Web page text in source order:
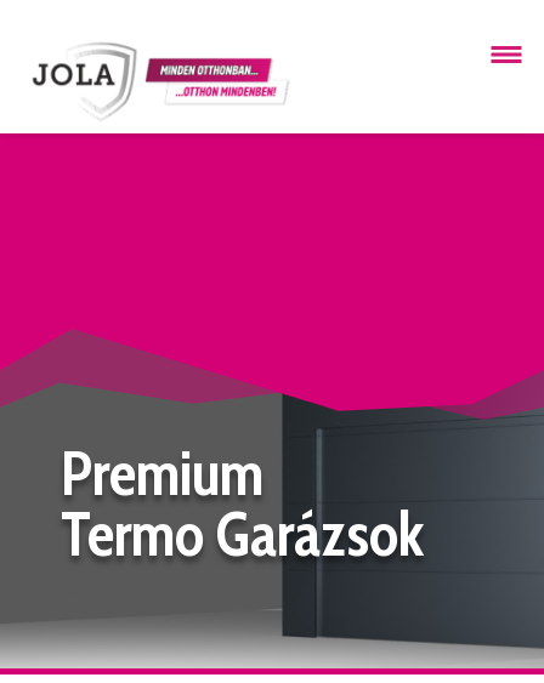
Premium
Termo Garázsok